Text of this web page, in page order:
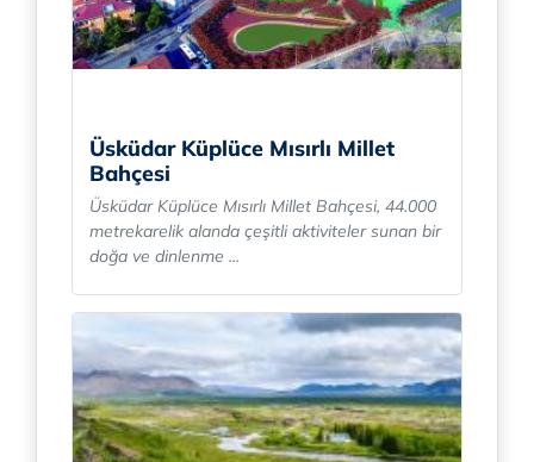
Üsküdar Küplüce Mısırlı Millet
Bahçesi
Üsküdar Küplüce Mısırlı Millet Bahçesi, 44.000
metrekarelik alanda çeşitli aktiviteler sunan bir
doğa ve dinlenme ...